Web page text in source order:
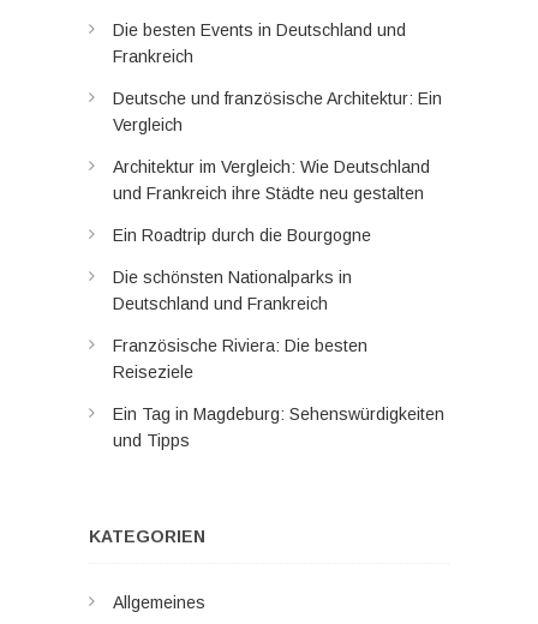
Die besten Events in Deutschland und
Frankreich
Deutsche und französische Architektur: Ein
Vergleich
Architektur im Vergleich: Wie Deutschland
und Frankreich ihre Städte neu gestalten
Ein Roadtrip durch die Bourgogne
Die schönsten Nationalparks in
Deutschland und Frankreich
Französische Riviera: Die besten
Reiseziele
Ein Tag in Magdeburg: Sehenswürdigkeiten
und Tipps
KATEGORIEN
Allgemeines